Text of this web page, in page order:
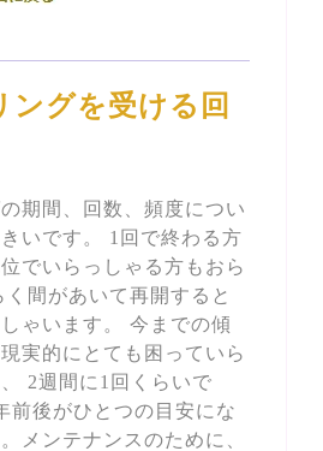
ングを受ける回
期間、回数、頻度につい
いです。 1回で終わる方
でいらっしゃる方もおら
間があいて再開すると
ゃいます。 今までの傾
実的にとても困っていら
2週間に1回くらいで
前後がひとつの目安にな
メンテナンスのために、